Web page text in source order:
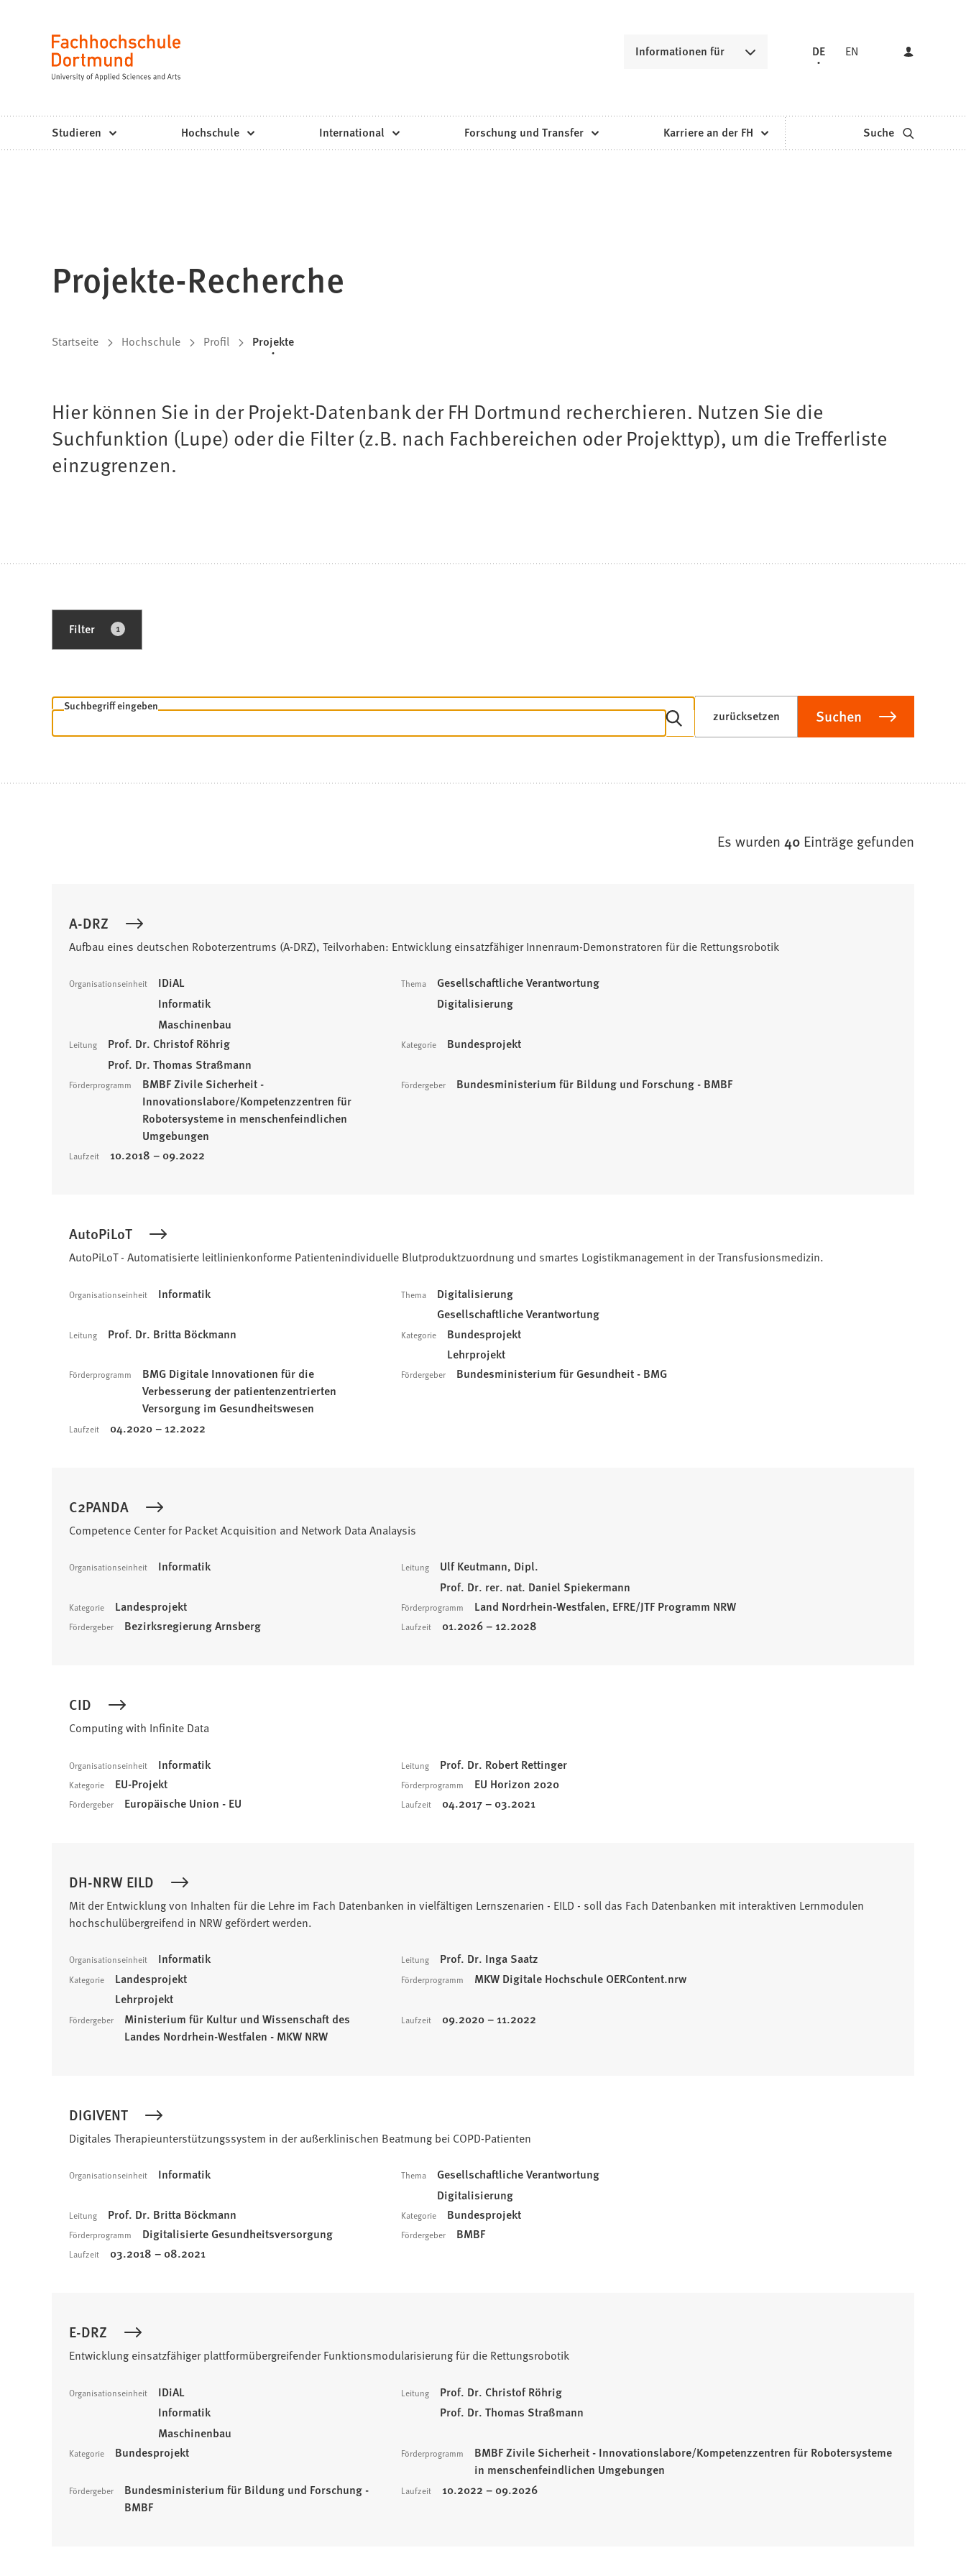
Dortmund
-
Studiengänge,
Bewerbung
Informationen für
Sprache DE EN
Studieren Hochschule International Forschung und Transfer Karriere an der FH Suche
Projekte-Recherche
Sie
sich
hier:
Startseite Hochschule Profil Projekte
Hier können Sie in der Projekt-Datenbank der FH Dortmund recherchieren. Nutzen Sie die
Suchfunktion (Lupe) oder die Filter (z.B. nach Fachbereichen oder Projekttyp), um die Trefferliste
einzugrenzen.
Filter 1
Freitextsuche
Suchbegriff eingeben
zurücksetzen Suchen
Es wurden 40 Einträge gefunden
A-DRZ
Aufbau eines deutschen Roboterzentrums (A-DRZ), Teilvorhaben: Entwicklung einsatzfähiger Innenraum-Demonstratoren für die Rettungsrobotik
Organisationseinheit
IDiAL
Informatik
Maschinenbau
Thema
Gesellschaftliche Verantwortung
Digitalisierung
Leitung
Prof. Dr. Christof Röhrig
Prof. Dr. Thomas Straßmann
Kategorie Bundesprojekt
Förderprogramm
BMBF Zivile Sicherheit -
Innovationslabore/Kompetenzzentren für
Robotersysteme in menschenfeindlichen
Umgebungen
Fördergeber Bundesministerium für Bildung und Forschung - BMBF
Laufzeit 10.2018 – 09.2022
AutoPiLoT
AutoPiLoT - Automatisierte leitlinienkonforme Patientenindividuelle Blutproduktzuordnung und smartes Logistikmanagement in der Transfusionsmedizin.
Organisationseinheit Informatik Thema
Digitalisierung
Gesellschaftliche Verantwortung
Leitung Prof. Dr. Britta Böckmann Kategorie
Bundesprojekt
Lehrprojekt
Förderprogramm
BMG Digitale Innovationen für die
Verbesserung der patientenzentrierten
Versorgung im Gesundheitswesen
Fördergeber Bundesministerium für Gesundheit - BMG
Laufzeit 04.2020 – 12.2022
C2PANDA
Competence Center for Packet Acquisition and Network Data Analaysis
Organisationseinheit Informatik Leitung
Ulf Keutmann, Dipl.
Prof. Dr. rer. nat. Daniel Spiekermann
Kategorie Landesprojekt Förderprogramm Land Nordrhein-Westfalen, EFRE/JTF Programm NRW
Fördergeber Bezirksregierung Arnsberg Laufzeit 01.2026 – 12.2028
CID
Computing with Infinite Data
Organisationseinheit Informatik Leitung Prof. Dr. Robert Rettinger
Kategorie EU-Projekt Förderprogramm EU Horizon 2020
Fördergeber Europäische Union - EU Laufzeit 04.2017 – 03.2021
DH-NRW EILD
Mit der Entwicklung von Inhalten für die Lehre im Fach Datenbanken in vielfältigen Lernszenarien - EILD - soll das Fach Datenbanken mit interaktiven Lernmodulen
hochschulübergreifend in NRW gefördert werden.
Organisationseinheit Informatik Leitung Prof. Dr. Inga Saatz
Kategorie
Landesprojekt
Lehrprojekt
Förderprogramm MKW Digitale Hochschule OERContent.nrw
Fördergeber
Ministerium für Kultur und Wissenschaft des
Landes Nordrhein-Westfalen - MKW NRW
Laufzeit 09.2020 – 11.2022
DIGIVENT
Digitales Therapieunterstützungssystem in der außerklinischen Beatmung bei COPD-Patienten
Organisationseinheit Informatik Thema
Gesellschaftliche Verantwortung
Digitalisierung
Leitung Prof. Dr. Britta Böckmann Kategorie Bundesprojekt
Förderprogramm Digitalisierte Gesundheitsversorgung Fördergeber BMBF
Laufzeit 03.2018 – 08.2021
E-DRZ
Entwicklung einsatzfähiger plattformübergreifender Funktionsmodularisierung für die Rettungsrobotik
Organisationseinheit
IDiAL
Informatik
Maschinenbau
Leitung
Prof. Dr. Christof Röhrig
Prof. Dr. Thomas Straßmann
Kategorie Bundesprojekt Förderprogramm
BMBF Zivile Sicherheit - Innovationslabore/Kompetenzzentren für Robotersysteme
in menschenfeindlichen Umgebungen
Fördergeber
Bundesministerium für Bildung und Forschung -
BMBF
Laufzeit 10.2022 – 09.2026